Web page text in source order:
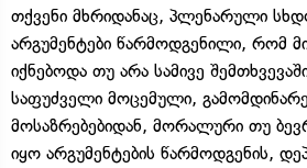
თქვენი მხრიდანაც, პლენარული
არგუმენტები წარმოდგენილი, რომ
იქნებოდა თუ არა სამივე
საფუძველი მოცემული,
მოსაზრებებიდან, მორალური თუ
იყო არგუმენტების წარმოდგენის,